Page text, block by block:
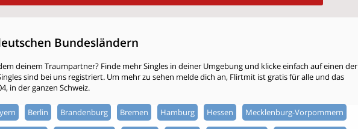
Bundesländern
deinem Traumpartner? Finde mehr Singles in deiner Umgebung und klicke einfach auf einen der
sind bei uns registriert. Um mehr zu sehen melde dich an, Flirtmit ist gratis für alle und das
in der ganzen Schweiz.
Berlin Brandenburg Bremen Hamburg Hessen Mecklenburg-Vorpommern